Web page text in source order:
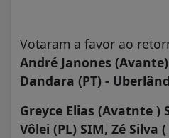
Votaram a favor ao
André Janones
Dandara (PT) -
Greyce Elias (Avatnte )
Vôlei (PL) SIM, Zé Silva